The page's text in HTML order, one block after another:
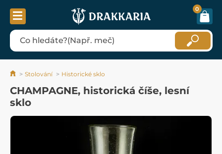
0
Stolování Historické sklo
CHAMPAGNE, historická číše, lesní
sklo